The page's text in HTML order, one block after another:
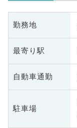
勤務地
最寄り駅
自動車通勤
駐車場